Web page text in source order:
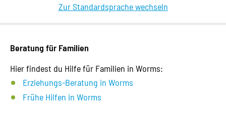
Zur Standardsprache wechseln
Beratung für Familien
Hier findest du Hilfe für Familien in Worms:
Erziehungs-Beratung in Worms
Frühe Hilfen in Worms